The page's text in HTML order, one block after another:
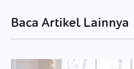
Popok merupakan bentuk
memudahkan Moms semua saat
dengan popok, Moms tidak
mengompol juga rendah. Itu
Baca Artikel Lainnya